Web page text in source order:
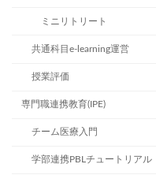
ミニリトリート
共通科目e-learning運営
授業評価
専門職連携教育(IPE)
チーム医療入門
学部連携PBLチュートリアル